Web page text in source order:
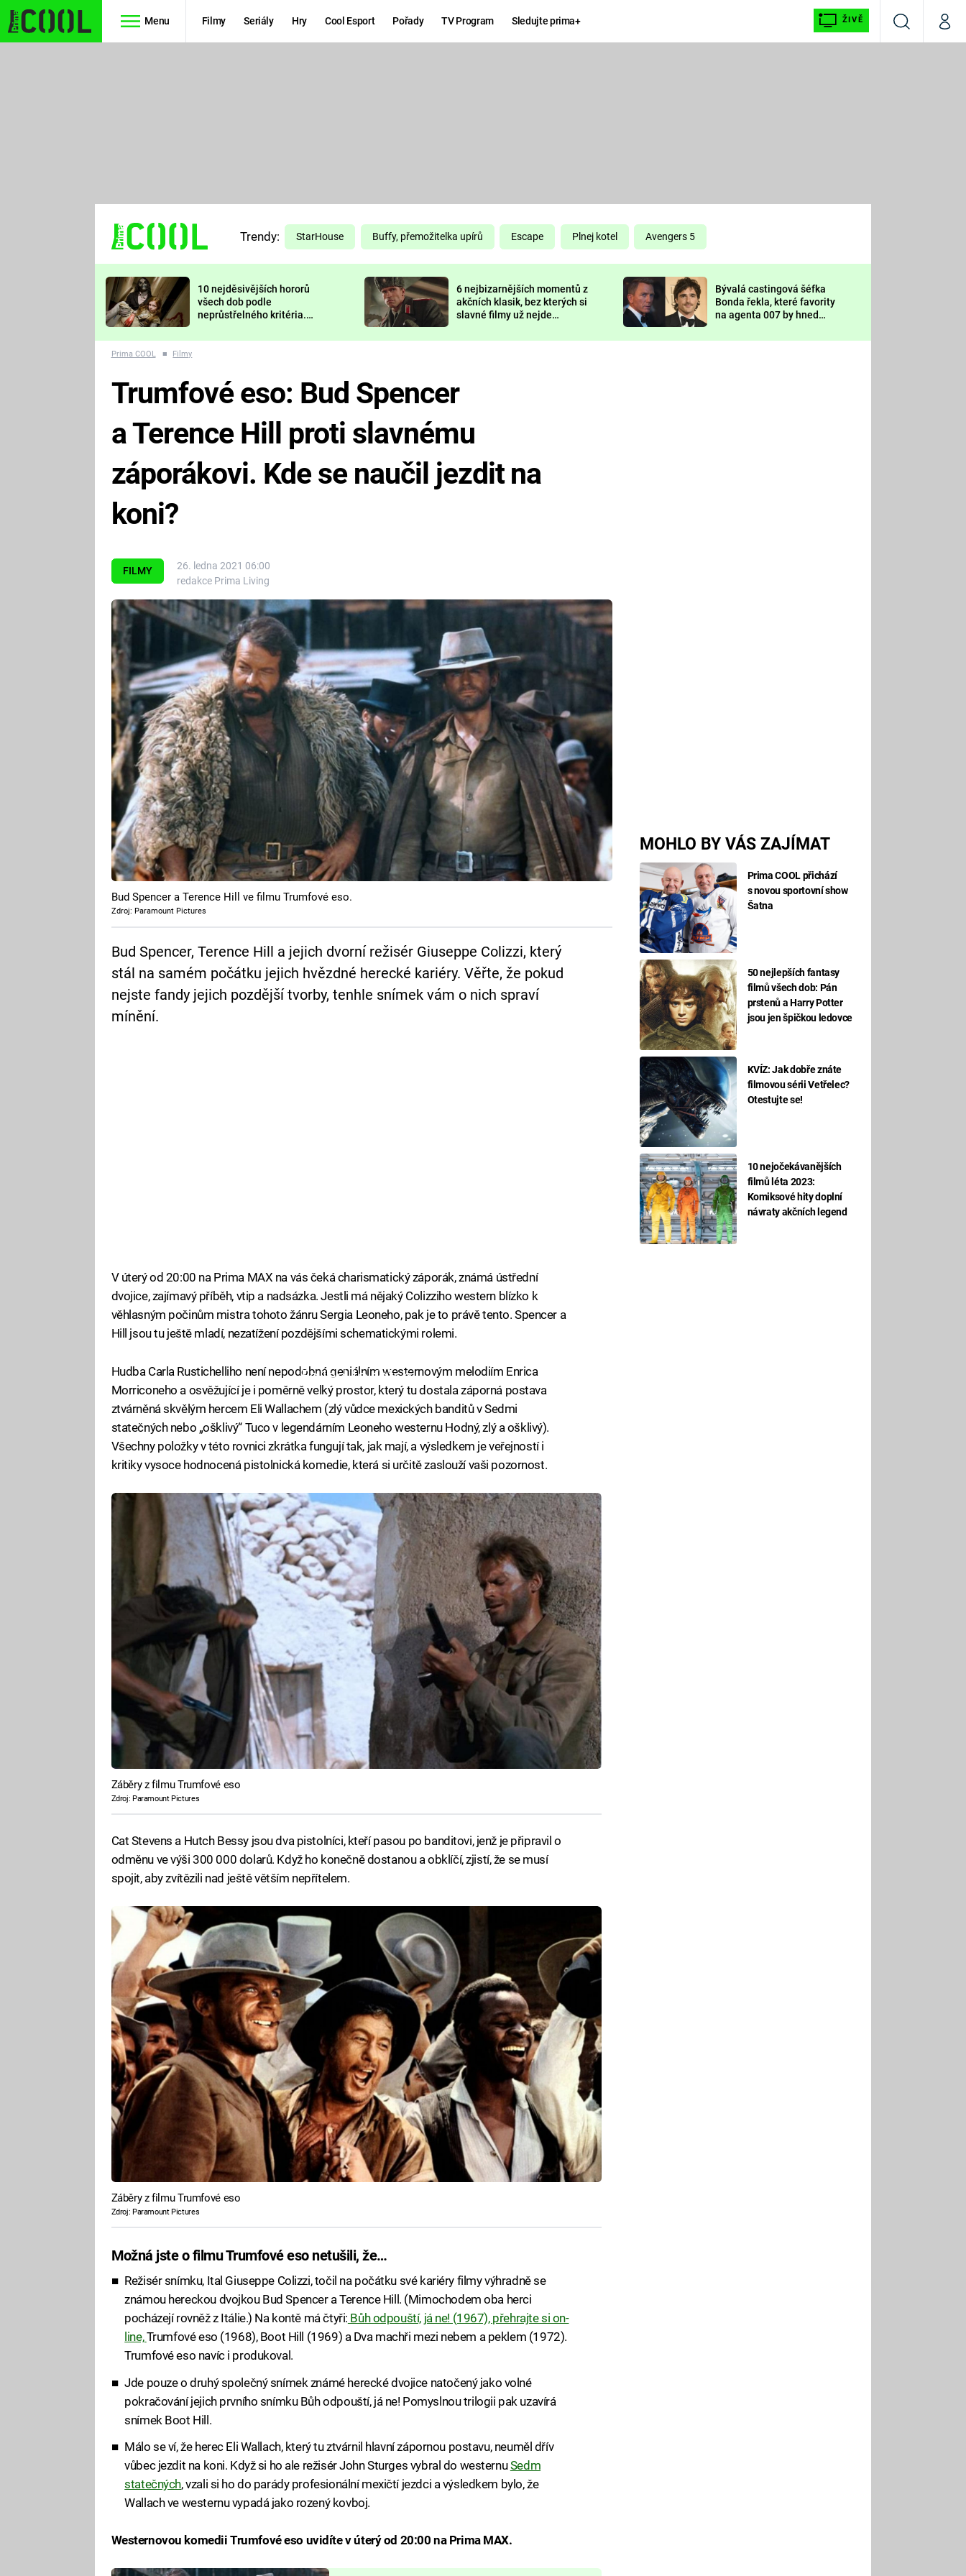
Menu Filmy Seriály Hry Cool Esport Pořady TV Program Sledujte prima+ ŽIVĚ
VyhledáváníMůj
TŘESKU
FUTURAMA
PREDÁTOR
DELIVERANCE
KOMEDIE
CHUCK
NORRIS
DEADPOOL
Prima LAJK
Sledujte nás
Trendy: StarHouse Buffy, přemožitelka upírů Escape Plnej kotel Avengers 5
10 nejděsivějších hororů
všech dob podle
neprůstřelného kritéria.
nejvíc zvednou tep?
6 nejbizarnějších momentů z
akčních klasik, bez kterých si
slavné filmy už nejde
Bývalá castingová šéfka
Bonda řekla, které favority
na agenta 007 by hned
Prima COOL ■ Filmy
FILMY
26. ledna 2021 06:00
redakce Prima Living
MOHLO BY VÁS ZAJÍMAT
Prima COOL přichází
s novou sportovní show
Šatna
50 nejlepších fantasy
filmů všech dob: Pán
prstenů a Harry Potter
jsou jen špičkou ledovce
KVÍZ: Jak dobře znáte
filmovou sérii Vetřelec?
Otestujte se!
10 nejočekávanějších
filmů léta 2023:
Komiksové hity doplní
návraty akčních legend
Trumfové eso: Bud Spencer
a Terence Hill proti slavnému
záporákovi. Kde se naučil jezdit na
koni?
Bud Spencer a Terence Hill ve filmu Trumfové eso.
Zdroj: Paramount Pictures
Bud Spencer, Terence Hill a jejich dvorní režisér Giuseppe Colizzi, který
stál na samém počátku jejich hvězdné herecké kariéry. Věřte, že pokud
nejste fandy jejich pozdější tvorby, tenhle snímek vám o nich spraví
mínění.
V úterý od 20:00 na Prima MAX na vás čeká charismatický záporák, známá ústřední
dvojice, zajímavý příběh, vtip a nadsázka. Jestli má nějaký Colizziho western blízko k
věhlasným počinům mistra tohoto žánru Sergia Leoneho, pak je to právě tento. Spencer a
Hill jsou tu ještě mladí, nezatížení pozdějšími schematickými rolemi.
Failed to fetch
Hudba Carla Rustichelliho není nepodobná geniálním westernovým melodiím Enrica
Morriconeho a osvěžující je i poměrně velký prostor, který tu dostala záporná postava
ztvárněná skvělým hercem Eli Wallachem (zlý vůdce mexických banditů v Sedmi
statečných nebo „ošklivý“ Tuco v legendárním Leoneho westernu Hodný, zlý a ošklivý).
Všechny položky v této rovnici zkrátka fungují tak, jak mají, a výsledkem je veřejností i
kritiky vysoce hodnocená pistolnická komedie, která si určitě zaslouží vaši pozornost.
Záběry z filmu Trumfové eso
Zdroj: Paramount Pictures
Cat Stevens a Hutch Bessy jsou dva pistolníci, kteří pasou po banditovi, jenž je připravil o
odměnu ve výši 300 000 dolarů. Když ho konečně dostanou a obklíčí, zjistí, že se musí
spojit, aby zvítězili nad ještě větším nepřítelem.
Záběry z filmu Trumfové eso
Zdroj: Paramount Pictures
Možná jste o filmu Trumfové eso netušili, že…
Režisér snímku, Ital Giuseppe Colizzi, točil na počátku své kariéry filmy výhradně se
známou hereckou dvojkou Bud Spencer a Terence Hill. (Mimochodem oba herci
pocházejí rovněž z Itálie.) Na kontě má čtyři: Bůh odpouští, já ne! (1967), přehrajte si on-
line,Trumfové eso (1968), Boot Hill (1969) a Dva machři mezi nebem a peklem (1972).
Trumfové eso navíc i produkoval.
Jde pouze o druhý společný snímek známé herecké dvojice natočený jako volné
pokračování jejich prvního snímku Bůh odpouští, já ne! Pomyslnou trilogii pak uzavírá
snímek Boot Hill.
Málo se ví, že herec Eli Wallach, který tu ztvárnil hlavní zápornou postavu, neuměl dřív
vůbec jezdit na koni. Když si ho ale režisér John Sturges vybral do westernuSedm
statečných, vzali si ho do parády profesionální mexičtí jezdci a výsledkem bylo, že
Wallach ve westernu vypadá jako rozený kovboj.
Westernovou komedii Trumfové eso uvidíte v úterý od 20:00 na Prima MAX.